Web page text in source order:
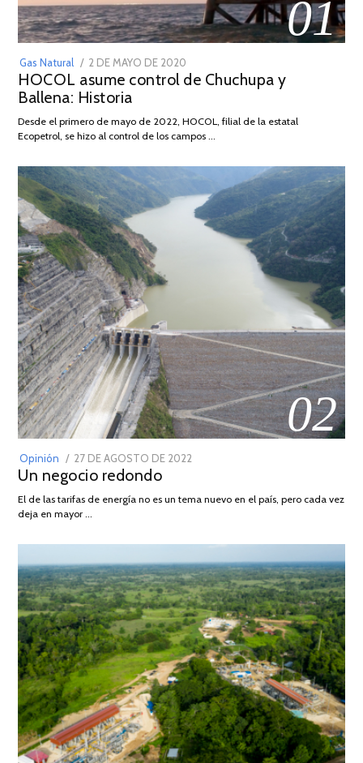
01
Gas Natural
POSTED
ON
2 DE MAYO DE 2020
DE
2026
HOCOL asume control de Chuchupa y
Ballena: Historia
Desde el primero de mayo de 2022, HOCOL, filial de la estatal
Ecopetrol, se hizo al control de los campos …
02
Opinión
POSTED
ON
27 DE AGOSTO DE 2022
DE
Un negocio redondo
El de las tarifas de energía no es un tema nuevo en el país, pero cada vez
deja en mayor …